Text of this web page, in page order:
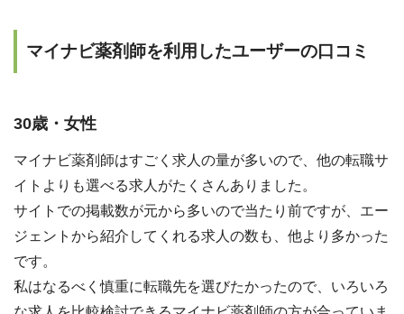
マイナビ薬剤師を利用したユーザーの口コミ
30歳・女性
マイナビ薬剤師はすごく求人の量が多いので、他の転職サ
イトよりも選べる求人がたくさんありました。
サイトでの掲載数が元から多いので当たり前ですが、エー
ジェントから紹介してくれる求人の数も、他より多かった
です。
私はなるべく慎重に転職先を選びたかったので、いろいろ